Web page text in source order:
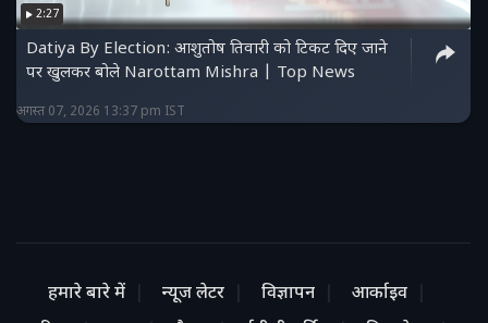
2:27
Datiya By Election: आशुतोष तिवारी को टिकट दिए जाने
पर खुलकर बोले Narottam Mishra | Top News
अगस्त 07, 2026 13:37 pm IST
हमारे बारे में न्यूज लेटर विज्ञापन
आर्काइव